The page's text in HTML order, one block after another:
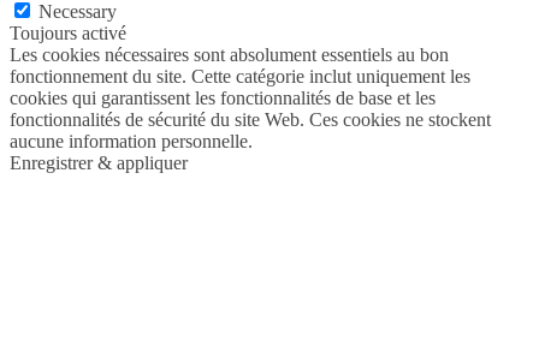
Necessary
Toujours activé
Les cookies nécessaires sont absolument essentiels au bon
fonctionnement du site. Cette catégorie inclut uniquement les
cookies qui garantissent les fonctionnalités de base et les
fonctionnalités de sécurité du site Web. Ces cookies ne stockent
aucune information personnelle.
Enregistrer & appliquer